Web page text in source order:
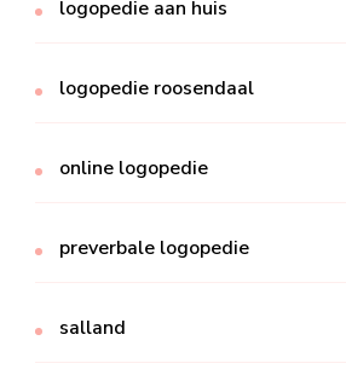
logopedie aan huis
logopedie roosendaal
online logopedie
preverbale logopedie
salland